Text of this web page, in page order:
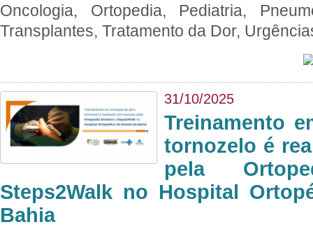
Oncologia, Ortopedia, Pediatria,
Transplantes, Tratamento da Dor,
31/10/2025
Treinamento
tornozelo é
pela
Steps2Walk no Hospital
Bahia